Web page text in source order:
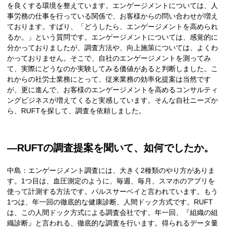
を良くする環境を整えています。エンゲージメントについては、人
事労務の仕事を行っている関係で、お客様からの問い合わせが増え
ております。すばり、「どうしたら、エンゲージメントを高められ
るか。」という質問です。エンゲージメントについては、感覚的に
分かっておりましたが、調査方法や、向上施策については、よくわ
かっておりません。そこで、自社のエンゲージメントを測ってみ
て、実際にどうなのか実験してみる価値があると判断しました。こ
れからの社労士業務にとって、従来業務の効率化提案は当然です
が、更に進んで、お客様のエンゲージメントを高めるコンサルティ
ングビジネスが増えてくると実感しています。そんな自社ニーズか
ら、RUFTを探して、調査を依頼しました。
―RUFTの調査提案を聞いて、如何でしたか。
中島：エンゲージメント調査には、大きく2種類のやり方がありま
す。1つ目は、血圧測定のように、毎週、毎月、スマホのアプリを
使って計測する方法です。パルスサーベイと言われています。もう
1つは、年一回の徹底的な健康診断、人間ドック方式です。RUFT
は、この人間ドック方式による調査会社です。年一回、『組織の組
織診断』と言われる、徹底的な調査を行います。得られるデータ量